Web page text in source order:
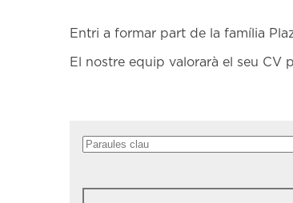
Entri a formar part de la família
El nostre equip valorarà el seu CV